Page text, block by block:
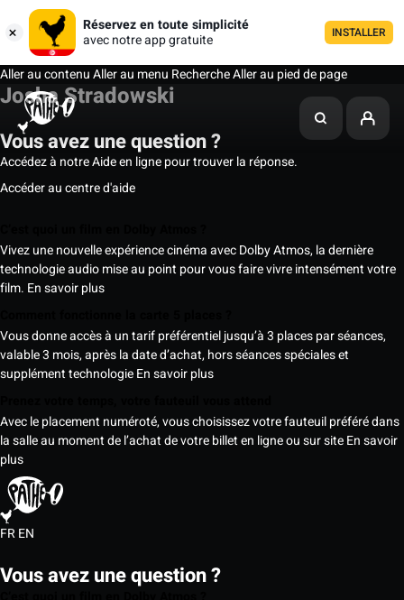
Réservez en toute simplicité
avec notre app gratuite
INSTALLER
Aller au contenuAller au menu RechercheAller au pied de page
Josha Stradowski
Vous avez une question ?
Accédez à notre Aide en ligne pour trouver la réponse.
Accéder au centre d'aide
Vivez une nouvelle expérience cinéma avec Dolby Atmos, la dernière
technologie audio mise au point pour vous faire vivre intensément votre
film. En savoir plus
Vous donne accès à un tarif préférentiel jusqu’à 3 places par séances,
valable 3 mois, après la date d’achat, hors séances spéciales et
supplément technologieEn savoir plus
Avec le placement numéroté, vous choisissez votre fauteuil préféré dans
la salle au moment de l’achat de votre billet en ligne ou sur siteEn savoir
plus
FREN
Vous avez une question ?